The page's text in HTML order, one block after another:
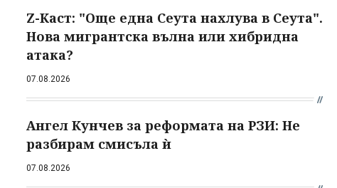
Z-Каст: "Още една Сеута нахлува в Сеута".
Нова мигрантска вълна или хибридна
атака?
07.08.2026
Ангел Кунчев за реформата на РЗИ: Не
разбирам смисъла ѝ
07.08.2026